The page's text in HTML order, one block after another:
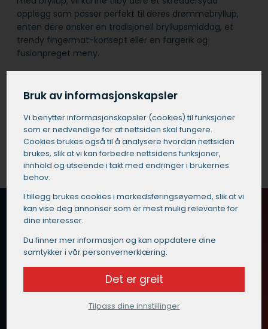
opplegg som passer perfekt til deres drømmebryllup,
enten dere ønsker en tradisjonell bryllupsmiddag, et
trendy fingermat-konsept eller en fargerik og
fusionpreget meny.
Få et tilbud på catering i Lindesnes
Få et tilbud på catering i Lindesnes
Bruk av informasjonskapsler
Vi benytter informasjons­kapsler (cookies) til funksjoner
som er nødvendige for at nettsiden skal fungere.
Cookies brukes også til å analysere hvordan nettsiden
brukes, slik at vi kan forbedre nettsidens funksjoner,
innhold og utseende i takt med endringer i brukernes
behov.
I tillegg brukes cookies i markedsførings­øyemed, slik at vi
kan vise deg annonser som er mest mulig relevante for
dine interesser.
Du finner mer informasjon og kan oppdatere dine
samtykker i vår personvernerklæring.
Det er greit
Tilpass dine innstillinger